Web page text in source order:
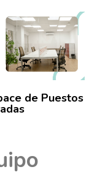
de Puestos